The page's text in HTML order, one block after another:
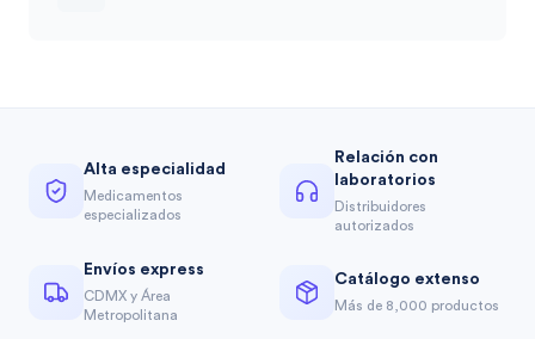
Alta especialidad
Medicamentos
especializados
Relación con
laboratorios
Distribuidores
autorizados
Envíos express
CDMX y Área
Metropolitana
Catálogo extenso
Más de 8,000 productos